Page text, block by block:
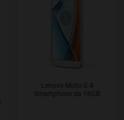
Lenovo Moto G 4
Smartphone da 16GB